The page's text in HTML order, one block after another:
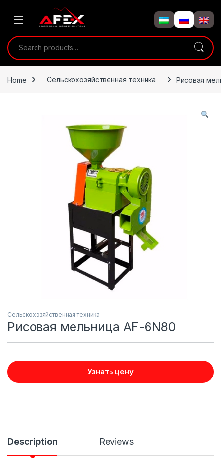
Search for:
Home Сельскохозяйственная техника Рисовая
Сельскохозяйственная техника
Рисовая мельница AF-6N80
Узнать цену
Description Reviews